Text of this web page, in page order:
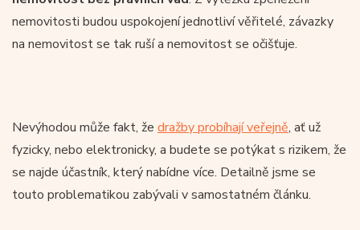
nemovitosti budou uspokojení jednotliví věřitelé, závazky
na nemovitost se tak ruší a nemovitost se očišťuje.
Nevýhodou může fakt, že dražby probíhají veřejně, ať už
fyzicky, nebo elektronicky, a budete se potýkat s rizikem, že
se najde účastník, který nabídne více. Detailně jsme se
touto problematikou zabývali v samostatném článku.